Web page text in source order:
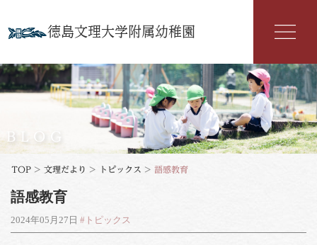
徳島文理大学附属幼稚園
幼稚園紹介
入園案内
年間行事
よくある質問
BLOG
TOP > 文理だより > トピックス > 語感教育
語感教育
2024年05月27日 #トピックス